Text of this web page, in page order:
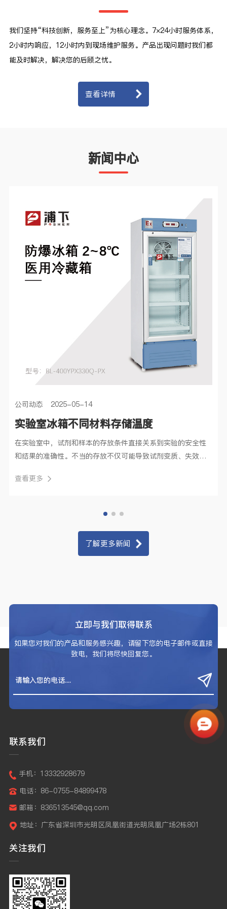
我们坚持“科技创新，服务至上”为核心理念。7×24小时服务体系，
2小时内响应，12小时内到现场维护服务。产品出现问题时我们都
能及时解决，解决您的后顾之忧。
查看详情
新闻中心
公司动态 2025-05-14
实验室冰箱不同材料存储温度
在实验室中，试剂和样本的存放条件直接关系到实验的安全性
和结果的准确性。不当的存放不仅可能导致试剂变质、失效，
查看更多
了解更多新闻
立即与我们取得联系
如果您对我们的产品和服务感兴趣，请留下您的电子邮件或直接
致电，我们将尽快回复您。
联系我们
手机：13332928679
电话：86-0755-84899478
邮箱：836513545@qq.com
地址：广东省深圳市光明区凤凰街道光明凤凰广场2栋801
关注我们